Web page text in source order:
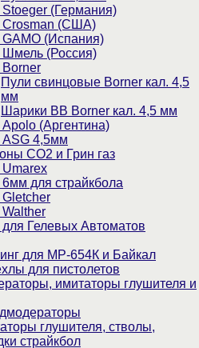
(Германия)
Crosman (США)
(Испания)
Шмель (Россия)
Пули свинцовые Borner кал. 4,5
мм
Шарики BB Borner кал. 4,5 мм
(Аргентина)
ASG 4,5мм
CO2 и Грин газ
для страйкбола
Гелевых Автоматов
для МР-654К и Байкал
для пистолетов
имитаторы глушителя и
глушителя, стволы,
страйкбол